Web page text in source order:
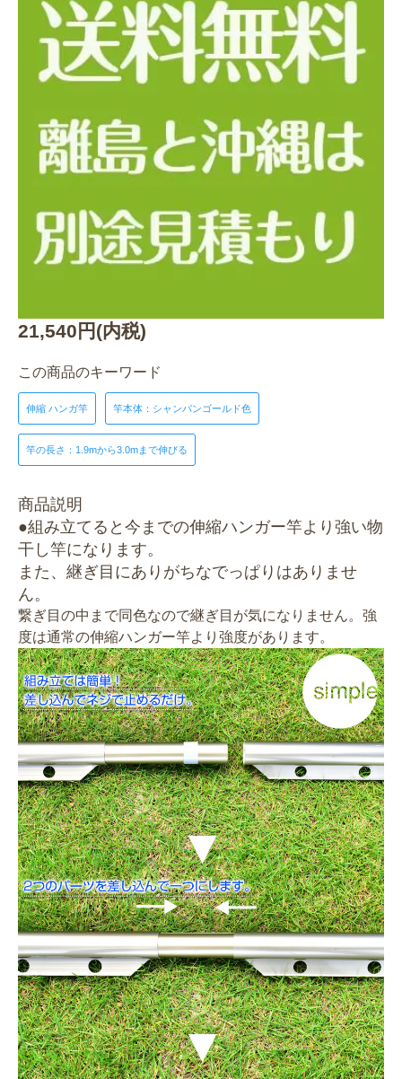
21,540円(内税)
この商品のキーワード
伸縮 ハンガ竿 竿本体：シャンパンゴールド色
竿の長さ：1.9mから3.0mまで伸びる
商品説明
●組み立てると今までの伸縮ハンガー竿より強い物
干し竿になります。
また、継ぎ目にありがちなでっぱりはありませ
ん。
繋ぎ目の中まで同色なので継ぎ目が気になりません。強
度は通常の伸縮ハンガー竿より強度があります。